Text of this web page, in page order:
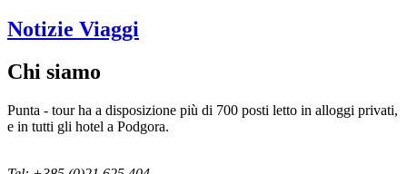
Notizie Viaggi
Chi siamo
Punta - tour ha a disposizione più di 700 posti letto in alloggi privati,
e in tutti gli hotel a Podgora.